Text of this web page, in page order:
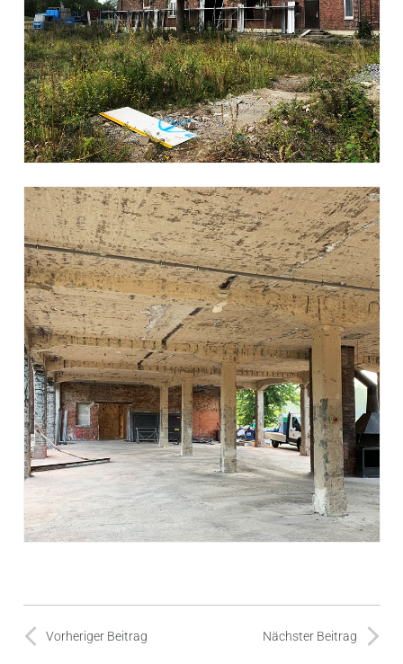
Vorheriger Beitrag Nächster Beitrag